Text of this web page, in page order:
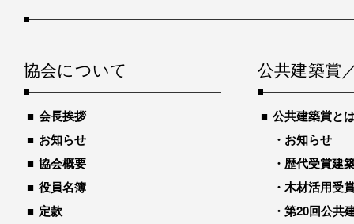
協会について
会長挨拶
お知らせ
協会概要
役員名簿
定款
公共建築賞
公共建築賞と
お知らせ
歴代受賞建
木材活用受
第20回公共